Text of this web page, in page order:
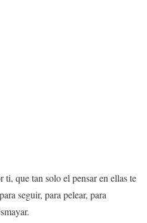
ti, que tan solo el pensar en ellas te
seguir, para pelear, para